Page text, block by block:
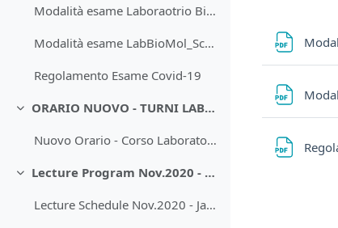
Modalità esame Laboraotrio Biologia Molecolare_Scritto MS Teams
Modalità esame LabBioMol_Scritto in PRESENZA
Regolamento Esame Covid-19
Minimizza
ORARIO NUOVO - TURNI LABORATORI
Nuovo Orario - Corso Laboratorio
Minimizza
Lecture Program Nov.2020 - Jan.2021
Lecture Schedule Nov.2020 - Jan.2021